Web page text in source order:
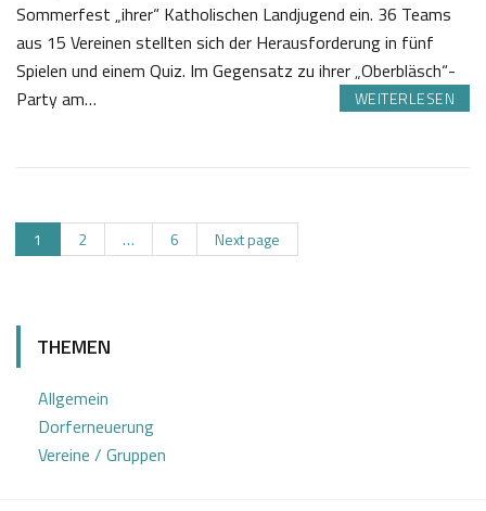
Sommerfest „ihrer“ Katholischen Landjugend ein. 36 Teams
aus 15 Vereinen stellten sich der Herausforderung in fünf
Spielen und einem Quiz. Im Gegensatz zu ihrer „Oberbläsch“-
Party am…
WEITERLESEN
5
0
8
4
o
e
f
t
B
P
a
1
P
a
2 …
P
a
6 Next page
THEMEN
Allgemein
Dorferneuerung
Vereine / Gruppen